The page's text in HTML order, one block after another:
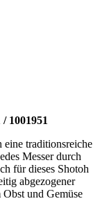
1001951
traditionsreiche
Messer durch
für dieses Shotoh
abgezogener
und Gemüse